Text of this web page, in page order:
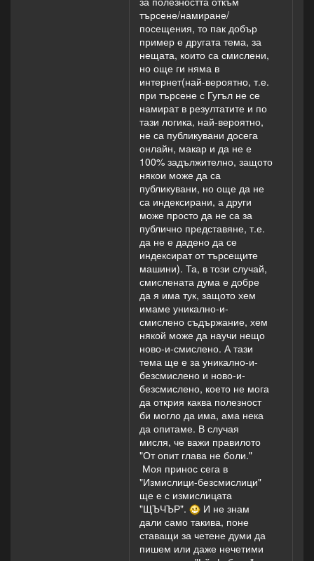
търсене/намиране/
посещения, то пак добър
пример е другата тема, за
нещата, които са смислени,
но още ги няма в
интернет(най-вероятно, т.е.
при търсене с Гугъл не се
намират в резултатите и по
тази логика, най-вероятно,
не са публикувани досега
онлайн, макар и да не е
100% задължително, защото
някои може да са
публикувани, но още да не
са индексирани, а други
може просто да не са за
публично представяне, т.е.
да не е дадено да се
индексират от търсещите
машини). Та, в този случай,
смислената дума е добре
да я има тук, защото хем
имаме уникално-и-
смислено съдържание, хем
някой може да научи нещо
ново-и-смислено. А тази
тема ще е за уникално-и-
безсмислено и ново-и-
безсмислено, което не мога
да открия каква полезност
би могло да има, ама нека
да опитаме. В случая
мисля, че важи правилото
"От опит глава не боли."
Моя принос сега в
"Измислици-безсмислици"
ще е с измислицата
"ЩЪЧЪР".
И не знам
дали само такива, поне
ставащи за четене думи да
пишем или даже нечетими